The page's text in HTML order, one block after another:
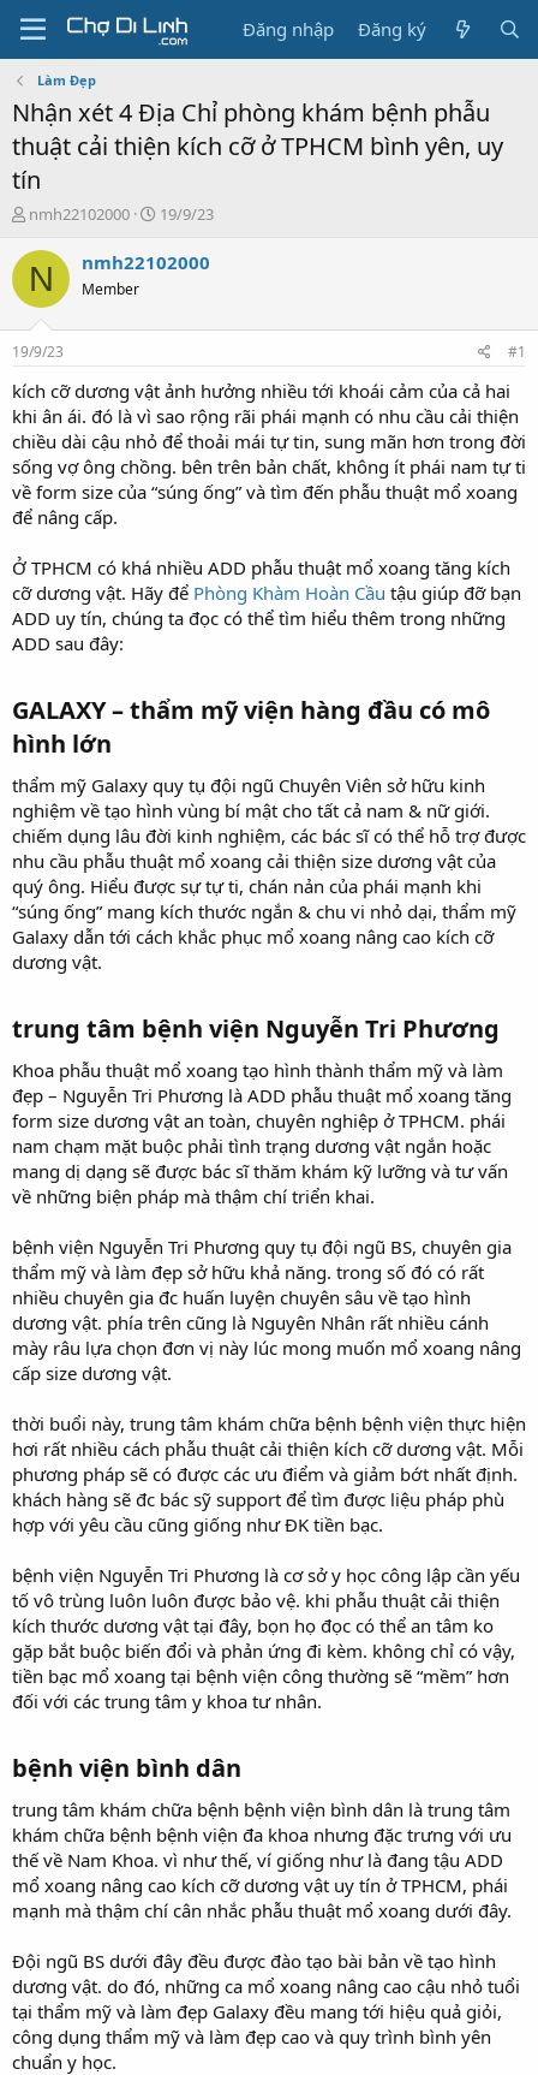
Đăng nhập Đăng ký
Làm Đẹp
Nhận xét 4 Địa Chỉ phòng khám bệnh phẫu
thuật cải thiện kích cỡ ở TPHCM bình yên, uy
tín
T
r
e
a
s
t
a
t
e
r
nmh22102000
N
à
19/9/23
N nmh22102000
Member
19/9/23 #1
kích cỡ dương vật ảnh hưởng nhiều tới khoái cảm của cả hai
khi ân ái. đó là vì sao rộng rãi phái mạnh có nhu cầu cải thiện
chiều dài cậu nhỏ để thoải mái tự tin, sung mãn hơn trong đời
sống vợ ông chồng. bên trên bản chất, không ít phái nam tự ti
về form size của “súng ống” và tìm đến phẫu thuật mổ xoang
để nâng cấp.
Ở TPHCM có khá nhiều ADD phẫu thuật mổ xoang tăng kích
cỡ dương vật. Hãy để Phòng Khàm Hoàn Cầu tậu giúp đỡ bạn
ADD uy tín, chúng ta đọc có thể tìm hiểu thêm trong những
ADD sau đây:
GALAXY – thẩm mỹ viện hàng đầu có mô
hình lớn
thẩm mỹ Galaxy quy tụ đội ngũ Chuyên Viên sở hữu kinh
nghiệm về tạo hình vùng bí mật cho tất cả nam & nữ giới.
chiếm dụng lâu đời kinh nghiệm, các bác sĩ có thể hỗ trợ được
nhu cầu phẫu thuật mổ xoang cải thiện size dương vật của
quý ông. Hiểu được sự tự ti, chán nản của phái mạnh khi
“súng ống” mang kích thước ngắn & chu vi nhỏ dại, thẩm mỹ
Galaxy dẫn tới cách khắc phục mổ xoang nâng cao kích cỡ
dương vật.
trung tâm bệnh viện Nguyễn Tri Phương
Khoa phẫu thuật mổ xoang tạo hình thành thẩm mỹ và làm
đẹp – Nguyễn Tri Phương là ADD phẫu thuật mổ xoang tăng
form size dương vật an toàn, chuyên nghiệp ở TPHCM. phái
nam chạm mặt buộc phải tình trạng dương vật ngắn hoặc
mang dị dạng sẽ được bác sĩ thăm khám kỹ lưỡng và tư vấn
về những biện pháp mà thậm chí triển khai.
bệnh viện Nguyễn Tri Phương quy tụ đội ngũ BS, chuyên gia
thẩm mỹ và làm đẹp sở hữu khả năng. trong số đó có rất
nhiều chuyên gia đc huấn luyện chuyên sâu về tạo hình
dương vật. phía trên cũng là Nguyên Nhân rất nhiều cánh
mày râu lựa chọn đơn vị này lúc mong muốn mổ xoang nâng
cấp size dương vật.
thời buổi này, trung tâm khám chữa bệnh bệnh viện thực hiện
hơi rất nhiều cách phẫu thuật cải thiện kích cỡ dương vật. Mỗi
phương pháp sẽ có được các ưu điểm và giảm bớt nhất định.
khách hàng sẽ đc bác sỹ support để tìm được liệu pháp phù
hợp với yêu cầu cũng giống như ĐK tiền bạc.
bệnh viện Nguyễn Tri Phương là cơ sở y học công lập cần yếu
tố vô trùng luôn luôn được bảo vệ. khi phẫu thuật cải thiện
kích thước dương vật tại đây, bọn họ đọc có thể an tâm ko
gặp bắt buộc biến đổi và phản ứng đi kèm. không chỉ có vậy,
tiền bạc mổ xoang tại bệnh viện công thường sẽ “mềm” hơn
đối với các trung tâm y khoa tư nhân.
bệnh viện bình dân
trung tâm khám chữa bệnh bệnh viện bình dân là trung tâm
khám chữa bệnh bệnh viện đa khoa nhưng đặc trưng với ưu
thế về Nam Khoa. vì như thế, ví giống như là đang tậu ADD
mổ xoang nâng cao kích cỡ dương vật uy tín ở TPHCM, phái
mạnh mà thậm chí cân nhắc phẫu thuật mổ xoang dưới đây.
Đội ngũ BS dưới đây đều được đào tạo bài bản về tạo hình
dương vật. do đó, những ca mổ xoang nâng cao cậu nhỏ tuổi
tại thẩm mỹ và làm đẹp Galaxy đều mang tới hiệu quả giỏi,
công dụng thẩm mỹ và làm đẹp cao và quy trình bình yên
chuẩn y học.